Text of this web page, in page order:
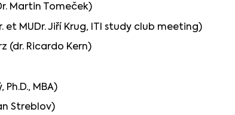
Martin Tomeček)
MUDr. Jiří Krug, ITI study club meeting)
(dr. Ricardo Kern)
Ph.D., MBA)
Streblov)